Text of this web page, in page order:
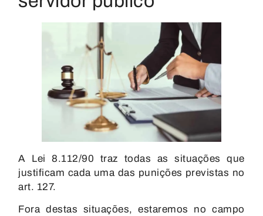
A Lei 8.112/90 traz todas as situações que
justificam cada uma das punições previstas no
art. 127.
Fora destas situações, estaremos no campo